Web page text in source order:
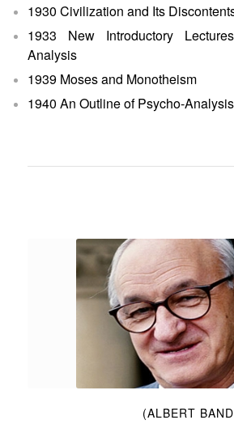
1930 Civilization and Its
1933 New Introductory
Analysis
1939 Moses and Monotheism
1940 An Outline of Psycho-Analysis